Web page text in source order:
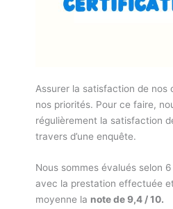
Assurer la satisfaction de nos
nos priorités. Pour ce faire,
régulièrement la satisfaction
travers d’une enquête.
Nous sommes évalués selon
avec la prestation effectuée
moyenne la note de 9,4 / 10.